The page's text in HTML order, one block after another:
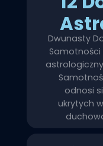
Dwunasty
Samotności
odnosi
ukrytych